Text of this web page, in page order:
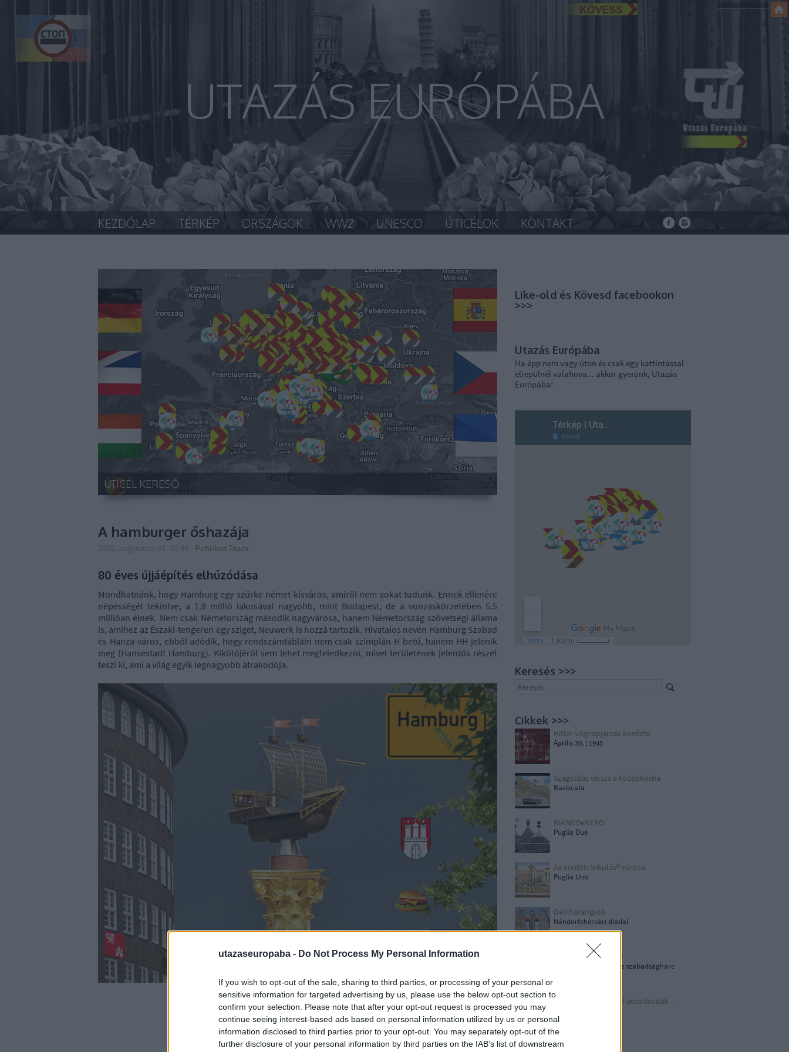
utazaseuropaba - Do Not Process My Personal Information
If you wish to opt-out of the sale, sharing to third parties, or processing of your personal or
sensitive information for targeted advertising by us, please use the below opt-out section to
confirm your selection. Please note that after your opt-out request is processed you may
continue seeing interest-based ads based on personal information utilized by us or personal
information disclosed to third parties prior to your opt-out. You may separately opt-out of the
further disclosure of your personal information by third parties on the IAB’s list of downstream
UTAZÁS EURÓPÁBA
KEZDŐLAP TÉRKÉP ORSZÁGOK WW2 UNESCO ÚTICÉLOK KONTAKT
ÚTICÉL KERESŐ
A hamburger őshazája
Publikus Team
80 éves újjáépítés elhúzódása
Mondhatnánk, hogy Hamburg egy szürke német kisváros, amiről nem sokat tudunk. Ennek ellenére
népességét tekintve, a 1.8 millió lakosával nagyobb, mint Budapest, de a vonzáskörzetében 5.5
millióan élnek. Nem csak Németország második nagyvárosa, hanem Németország szövetségi állama
is, amihez az Északi-tengeren egy sziget, Neuwerk is hozzá tartozik. Hivatalos nevén Hamburg Szabad
és Hanza-város, ebből adódik, hogy rendszámtábláin nem csak szimplán H betű, hanem HH jelenik
meg (Hansestadt Hamburg). Kikötőjéről sem lehet megfeledkezni, mivel területének jelentős részét
teszi ki, ami a világ egyik legnagyobb átrakodója.
TOVÁBB
Like-old és Kövesd facebookon
>>>
Utazás Európába
Ha épp nem vagy úton és csak egy kattintással
elrepülnél valahova... akkor gyerünk, Utazás
Európába!
Keresés >>>
Cikkek >>>
Hitler végnapjainak kezdete
Április 30. | 1945
Száguldás vissza a középkorba
Basilicata
BIANCOeNERO
Puglia Due
Az eredeti Mikulás® városa
Puglia Uno
Déli harangszó
Nándorfehérvári diadal
1956: Akkor és most
1956-os forradalom és szabadságharc
Időutazás a szocreál autóSkodák világába
Germania